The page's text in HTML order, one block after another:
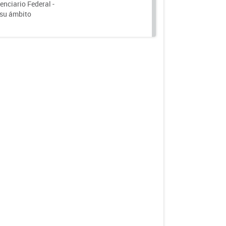
Federal -
ámbito